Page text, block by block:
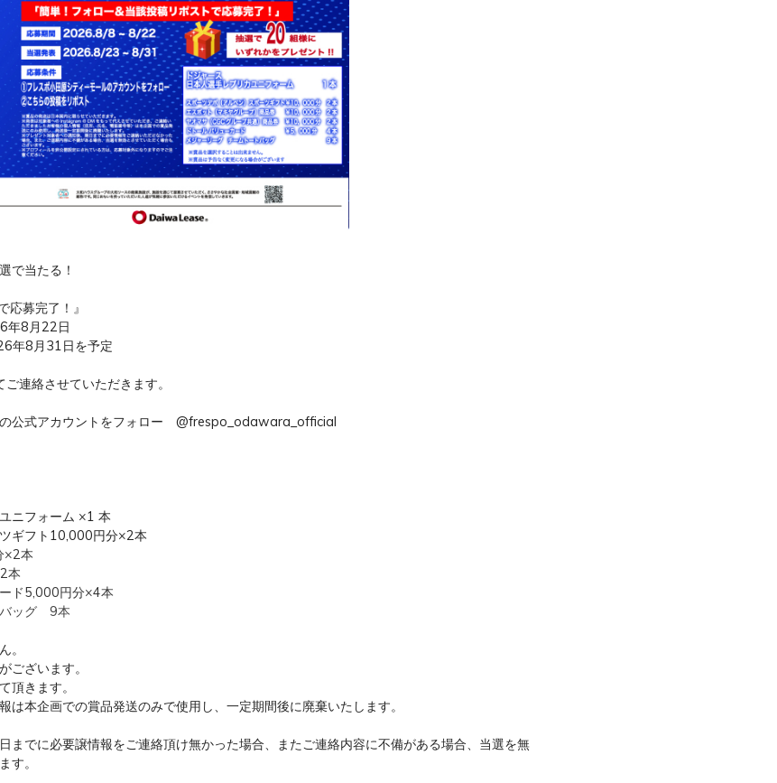
で当たる！
応募完了！』
年8月22日
年8月31日を予定
連絡させていただきます。
公式アカウントをフォロー @frespo_odawara_official
ニフォーム ×1 本
ギフト10,000円分×2本
×2本
本
ド5,000円分×4本
バッグ 9本
。
ございます。
頂きます。
本企画での賞品発送のみで使用し、一定期間後に廃棄いたします。
までに必要譲情報をご連絡頂け無かった場合、またご連絡内容に不備がある場合、当選を無
す。